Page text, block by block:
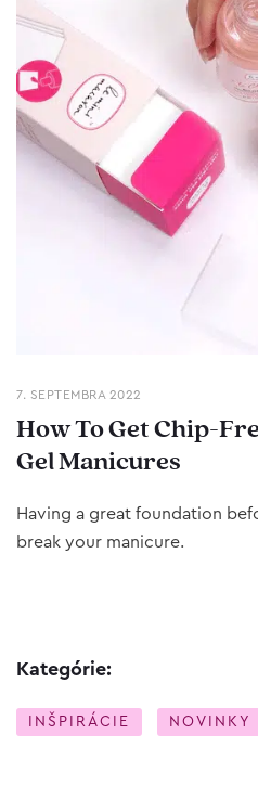
7. SEPTEMBRA 2022
How To Get Chip-
Gel Manicures
Having a great foundation
break your manicure.
Kategórie:
INŠPIRÁCIE NOVINKY